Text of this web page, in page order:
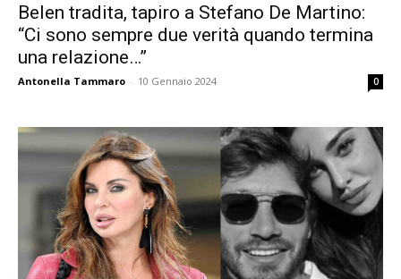
Belen tradita, tapiro a Stefano De Martino:
“Ci sono sempre due verità quando termina
una relazione…”
Antonella Tammaro - 10 Gennaio 2024 0